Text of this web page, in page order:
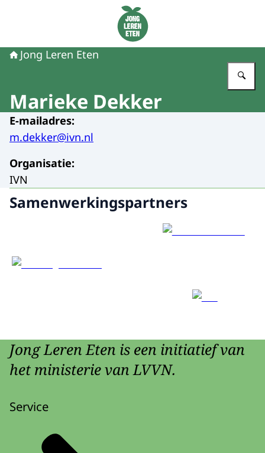
Naar de homepage van Jong Leren Eten
Jong Leren Eten
Marieke Dekker
E-mailadres:
m.dekker@ivn.nl
Organisatie:
IVN
Samenwerkingspartners
Jong Leren Eten is een initiatief van
het ministerie van LVVN.
Service